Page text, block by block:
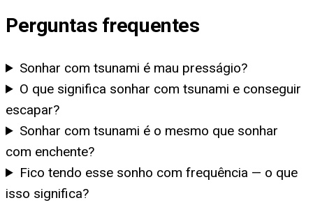
Perguntas frequentes
Sonhar com tsunami é mau presságio?
O que significa sonhar com tsunami e conseguir
escapar?
Sonhar com tsunami é o mesmo que sonhar
com enchente?
Fico tendo esse sonho com frequência — o que
isso significa?